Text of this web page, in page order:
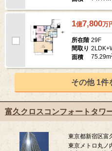
1億7,800万
所在階 29F
間取り
面積
75.29m
その他 1件
富久クロスコンフォートタワ
東京都新宿区富
東京メトロ丸ノ